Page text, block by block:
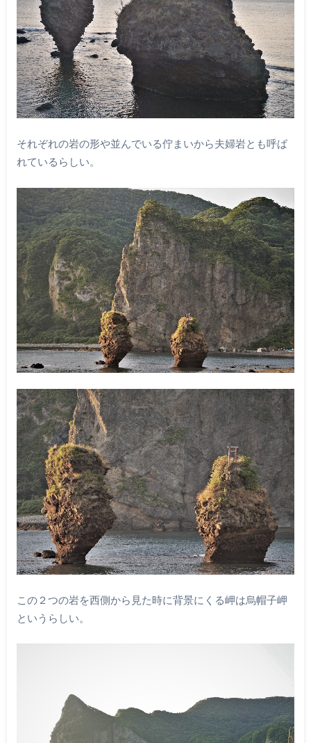
それぞれの岩の形や並んでいる佇まいから夫婦岩とも呼ば
れているらしい。
この２つの岩を西側から見た時に背景にくる岬は烏帽子岬
というらしい。